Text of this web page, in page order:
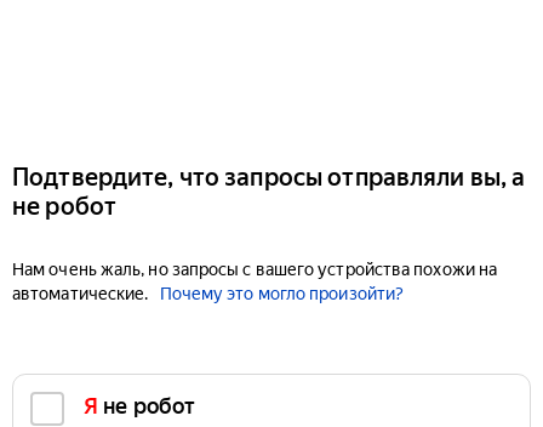
Подтвердите, что запросы отправляли вы, а
не робот
Нам очень жаль, но запросы с вашего устройства похожи на
автоматические.
Почему это могло произойти?
Я не робот